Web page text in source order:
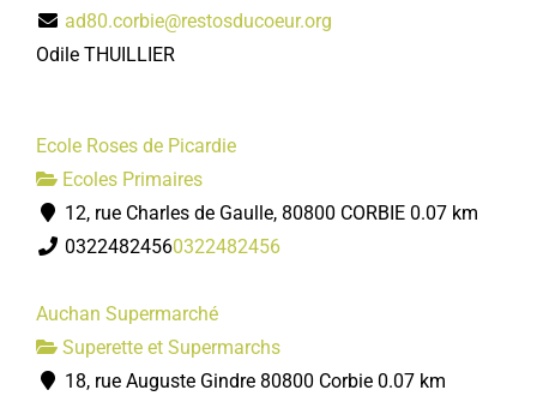
ad80.corbie@restosducoeur.org
Odile THUILLIER
Ecole Roses de Picardie
Ecoles Primaires
12, rue Charles de Gaulle, 80800 CORBIE 0.07 km
03224824560322482456
Auchan Supermarché
Superette et Supermarchs
18, rue Auguste Gindre 80800 Corbie 0.07 km